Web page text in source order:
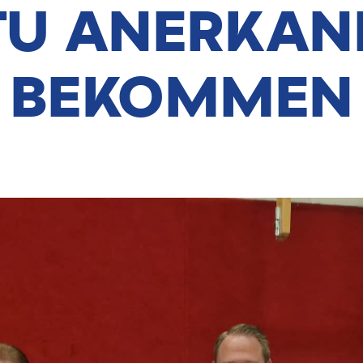
BEKOMMEN